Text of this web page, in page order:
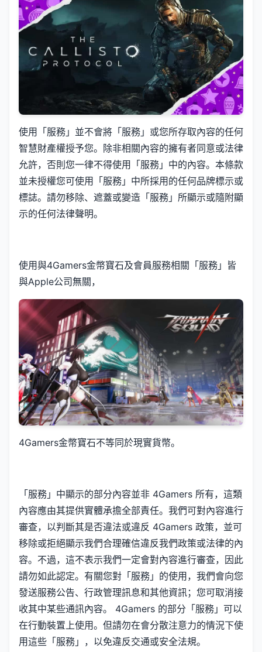
使用「服務」並不會將「服務」或您所存取內容的任何
智慧財產權授予您。除非相關內容的擁有者同意或法律
允許，否則您一律不得使用「服務」中的內容。本條款
並未授權您可使用「服務」中所採用的任何品牌標示或
標誌。請勿移除、遮蓋或變造「服務」所顯示或隨附顯
示的任何法律聲明。
使用與4Gamers金幣寶石及會員服務相關「服務」皆
與Apple公司無關，
4Gamers金幣寶石不等同於現實貨幣。
「服務」中顯示的部分內容並非 4Gamers 所有，這類
內容應由其提供實體承擔全部責任。我們可對內容進行
審查，以判斷其是否違法或違反 4Gamers 政策，並可
移除或拒絕顯示我們合理確信違反我們政策或法律的內
容。不過，這不表示我們一定會對內容進行審查，因此
請勿如此認定。有關您對「服務」的使用，我們會向您
發送服務公告、行政管理訊息和其他資訊；您可取消接
收其中某些通訊內容。 4Gamers 的部分「服務」可以
在行動裝置上使用。但請勿在會分散注意力的情況下使
用這些「服務」，以免違反交通或安全法規。